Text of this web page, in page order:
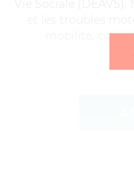
mobilité,